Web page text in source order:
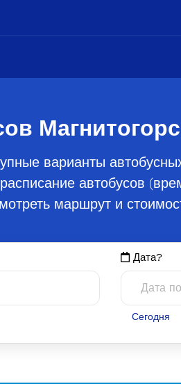
варианты
автобусов
маршрут и
Дата?
Сегодня